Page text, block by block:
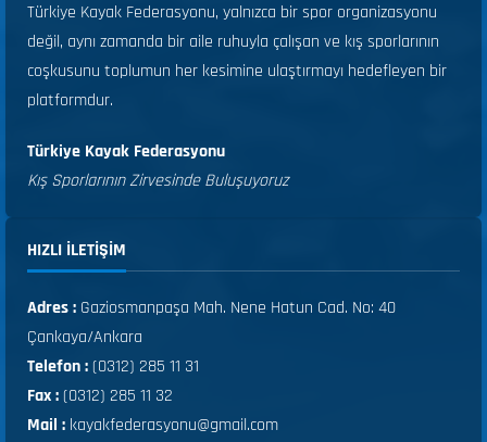
Türkiye Kayak Federasyonu, yalnızca bir spor organizasyonu
değil, aynı zamanda bir aile ruhuyla çalışan ve kış sporlarının
coşkusunu toplumun her kesimine ulaştırmayı hedefleyen bir
platformdur.
Türkiye Kayak Federasyonu
Kış Sporlarının Zirvesinde Buluşuyoruz
HIZLI ILETIŞIM
Adres : Gaziosmanpaşa Mah. Nene Hatun Cad. No: 40
Çankaya/Ankara
Telefon :(0312) 285 11 31
Fax :(0312) 285 11 32
Mail : kayakfederasyonu@gmail.com